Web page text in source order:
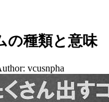
の種類と意味
vcusnpha